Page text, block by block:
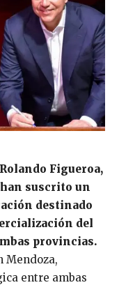
Figueroa,
suscrito un
destinado
del
provincias.
Mendoza,
entre ambas